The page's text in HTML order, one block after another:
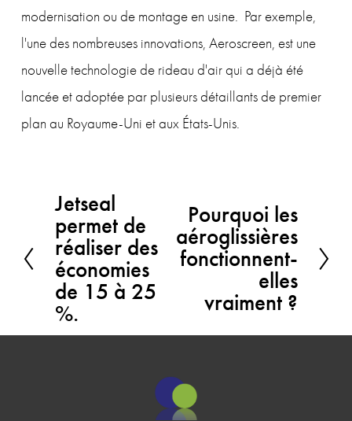
modernisation ou de montage en usine.  Par exemple,
l'une des nombreuses innovations, Aeroscreen, est une
nouvelle technologie de rideau d'air qui a déjà été
lancée et adoptée par plusieurs détaillants de premier
plan au Royaume-Uni et aux États-Unis.
P
r
é
c
é
d
Jetseal
permet de
réaliser des
économies
de 15 à 25
%.
u
t
Pourquoi les
aéroglissières
fonctionnent-
elles
vraiment ?